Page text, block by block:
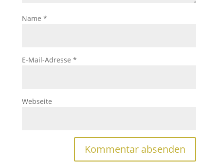
Name *
E-Mail-Adresse *
Webseite